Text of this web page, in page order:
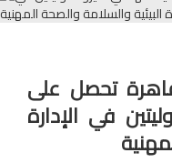
تحصل على
في الإدارة